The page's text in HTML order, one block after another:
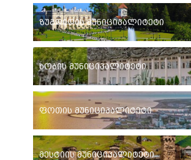
ზუგდიდის მუნიციპალიტეტი
ხობის მუნიციპალიტეტი
ფოთის მუნიციპალიტეტი
მესტიის მუნიციპალიტეტი